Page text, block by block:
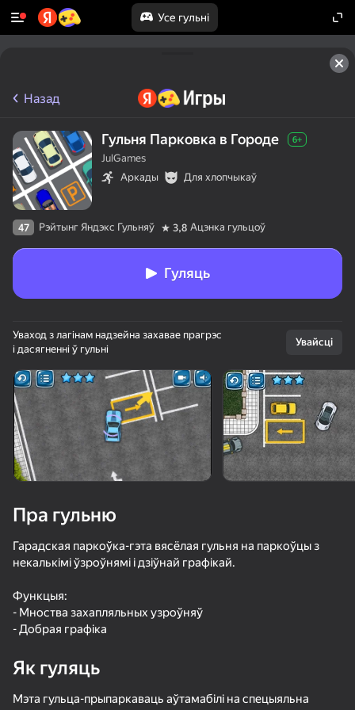
Усе гульні
Павярніце прыладу
Гульня працуе толькі ў гарызантальнай
арыентацыі
Пакринг Кар: Пробка на Парковке
82
Гонки на выживание: Симулятор разрушения!
Ретро Гараж - Механик Авто
Назад
Гульня Парковка в Городе 6+
JulGames
Аркады
Для хлопчыкаў
47 Рэйтынг Яндэкс Гульняў 3,8 Ацэнка гульцоў
Гуляць
Уваход з лагінам надзейна захавае прагрэс
і дасягненні ў гульні
Увайсці
Пра гульню
Гарадская паркоўка-гэта вясёлая гульня на паркоўцы з
некалькімі ўзроўнямі і дзіўнай графікай.
Функцыя:
- Мноства захапляльных узроўняў
- Добрая графіка
Як гуляць
Мэта гульца-прыпаркаваць аўтамабілі на спецыяльна